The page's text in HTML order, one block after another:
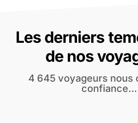
Les derniers
de nos
4 645 voyageurs nous
confiance...